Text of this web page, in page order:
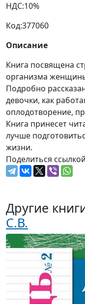
НДС:10%
Код:377060
Описание
Книга посвящена
организма
Подробно
девочки, как
оплодотворение,
Книга принесет
лучше
жизни.
Поделиться
Другие
С.В.